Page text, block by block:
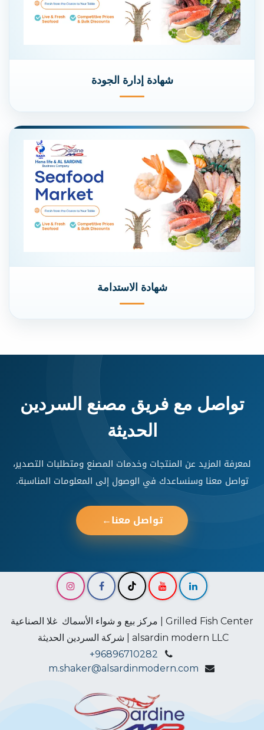
شهادة إدارة الجودة
شهادة الاستدامة
تواصل مع فريق مصنع السردين
الحديثة
لمعرفة المزيد عن المنتجات وخدمات المصنع ومتطلبات التصدير،
تواصل معنا وسنساعدك في الوصول إلى المعلومات المناسبة.
تواصل معنا←
Grilled Fish Center | مركز بيع و شواء الأسماك غلا الصناعية
alsardin modern LLC | شركة السردين الحديثة
+96896710282
m.shaker@alsardinmodern.com